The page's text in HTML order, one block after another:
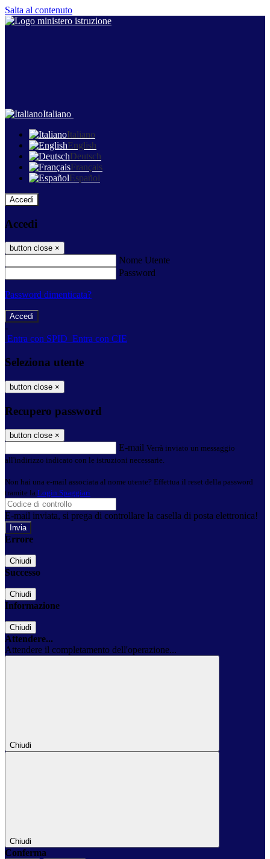
Salta al contenuto
Italiano
Italiano
English
Deutsch
Français
Español
Accedi
Accedi
button close ×
Nome Utente
Password
Password dimenticata?
-
Entra con SPID Entra con CIE
Seleziona utente
button close ×
Recupero password
button close ×
E-mail Verrà inviato un messaggio
all'indirizzo indicato con le istruzioni necessarie.
Non hai una e-mail associata al nome utente? Effettua il reset della password
tramite la Login Spaggiari
E-mail inviata, si prega di controllare la casella di posta elettronica!
Errore
Chiudi
Successo
Chiudi
Informazione
Chiudi
Attendere...
Attendere il completamento dell'operazione...
Chiudi
Chiudi
Conferma